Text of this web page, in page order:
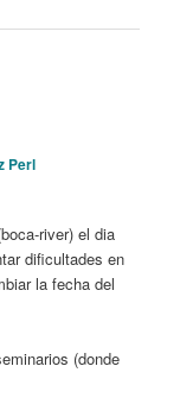
Perl
river) el dia
dificultades en
la fecha del
(donde